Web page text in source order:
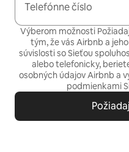
Telefónne číslo
Výberom možnosti
tým, že vás Airbnb a
súvislosti so Sieťou
alebo telefonicky,
osobných údajovAirbnb a
podmienkami